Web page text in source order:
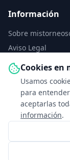
Cookies en
Usamos
para
aceptarlas
información.
Información
Sobre
Aviso Legal
Política de
Política de Cookies
Configurar cookies
Contacto